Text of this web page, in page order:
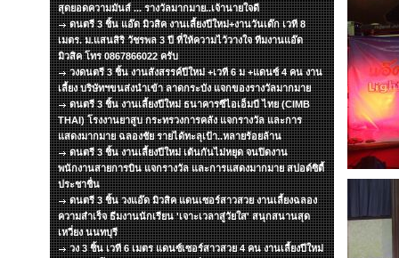
สุดยอดความมันส์ ... รางวัลมากมาย..เจ้านายใจดี
ดนตรี 3 ชิ้น แอ๊ด มิวสิค งานเลี้ยงปีใหม่+งานวันเด๊ก เวที 8
เมตร. ม.แสนสิริ วัชรพล 3 ปี ที่ให้ความไว้วางใจ ทีมงานแอ๊ด
มิวสิค โทร 0867866022 ครับ
วงดนตรี 3 ชิ้น งานสังสรรค์ปีใหม่ +เวที 6 ม +แดนซ์ 4 คน งาน
เลี้ยง บริษัทฯขนส่งนำเข้า ลาดกระบัง แจกของรางวัลมากมาย
ดนตรี 3 ชิ้น งานเลี้ยงปีใหม่ ธนาคารซีไอเอ็มบี ไทย (CIMB
THAI) โรงงานยาสูบ กระทรวงการคลัง แจกรางวัล และการ
แสดงมากมาย ฉลองชัย รายได้ทะลุเป้า..หลายร้อยล้าน
ดนตรี 3 ชิ้น งานเลี้ยงปีใหม่ เต้นกันไม่หยุด จนปิดงาน
พนักงานสายการบิน แจกรางวัล และการแสดงมากมาย สปอต์ซิตื้
ประชาชื่น
ดนตรี 3 ชิ้น วงแอ๊ด มิวสิค แดนเซอร์สาวสวย งานเลี้ยงฉลอง
ความสำเร็จ ธีมงานนักเรียน 'เจาะเวลาสู่วัยใส' สนุกสนานสุด
เหวี่ยง นนทบุรี
วง 3 ชิ้น เวที 6 เมตร แดนซ์เซอร์สาวสวย 4 คน งานเลี้ยงปีใหม่